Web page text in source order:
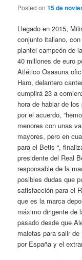
Posted on15 de
Llegado en 2015,
conjunto italiano,
plantel campeón de
40 millones de euro
Atlético Osasuna
Haro, delantero
cumplirá 23 a
hora de hablar de
por el acuerdo,
menores con unas
mayores, pero en
para el Betis “,
presidente del Real
responsable de la
posibles dudas que
satisfacción para el
que es la marca
máximo dirigente de
pasado desde que
maletas para salir
por España y el